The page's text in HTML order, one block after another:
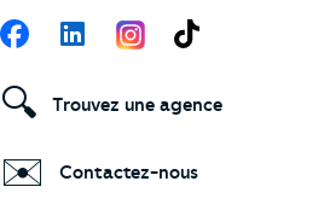
Suivez-nous
FacebookLinkedIn TikTok
🔍 Trouvez une agence
✉️ Contactez-nous